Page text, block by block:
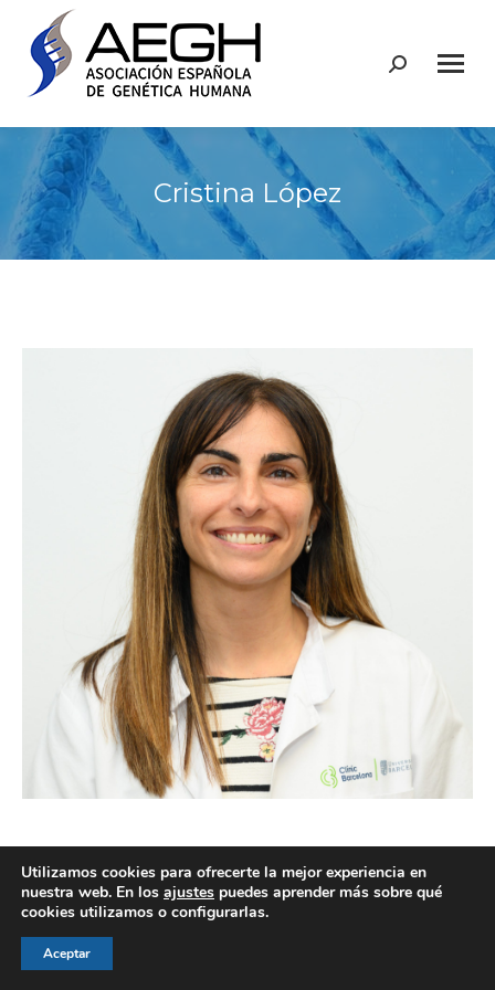
Buscar:
Cristina López
© AEGH - Todos los derechos reservados
Aviso legal
Utilizamos cookies para ofrecerte la mejor experiencia en
nuestra web. En los ajustes puedes aprender más sobre qué
cookies utilizamos o configurarlas.
Aceptar